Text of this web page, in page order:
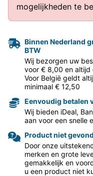
mogelijkheden te
Binnen Nederland
BTW
Wij bezorgen uw
voor € 8,00 en altijd
Voor België geldt
minimaal € 12,50
Eenvoudig betalen
Wij bieden iDeal,
aan voor een snelle
Product niet
Door onze
merken en grote
gemakkelijk en
u een product niet